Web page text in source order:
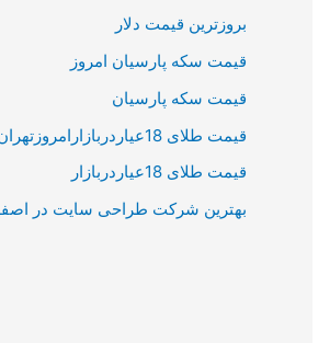
بروزترین قیمت دلار
قیمت سکه پارسیان امروز
قیمت سکه پارسیان
قیمت طلای 18عیاردربازارامروزتهران
قیمت طلای 18عیاردربازار
بهترین شرکت طراحی سایت در